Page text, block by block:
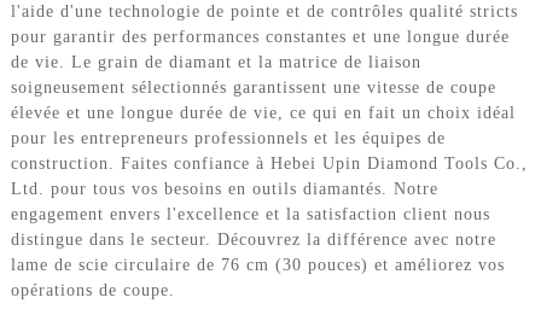
l'aide d'une technologie de pointe et de contrôles qualité stricts
pour garantir des performances constantes et une longue durée
de vie. Le grain de diamant et la matrice de liaison
soigneusement sélectionnés garantissent une vitesse de coupe
élevée et une longue durée de vie, ce qui en fait un choix idéal
pour les entrepreneurs professionnels et les équipes de
construction. Faites confiance à Hebei Upin Diamond Tools Co.,
Ltd. pour tous vos besoins en outils diamantés. Notre
engagement envers l'excellence et la satisfaction client nous
distingue dans le secteur. Découvrez la différence avec notre
lame de scie circulaire de 76 cm (30 pouces) et améliorez vos
opérations de coupe.